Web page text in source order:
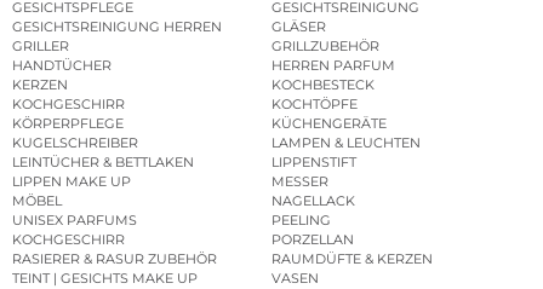
GESICHTSPFLEGE
GESICHTSREINIGUNG
GESICHTSREINIGUNG HERREN
GLÄSER
GRILLER
GRILLZUBEHÖR
HANDTÜCHER
HERREN PARFUM
KERZEN
KOCHBESTECK
KOCHGESCHIRR
KOCHTÖPFE
KÖRPERPFLEGE
KÜCHENGERÄTE
KUGELSCHREIBER
LAMPEN & LEUCHTEN
LEINTÜCHER & BETTLAKEN
LIPPENSTIFT
LIPPEN MAKE UP
MESSER
MÖBEL
NAGELLACK
UNISEX PARFUMS
PEELING
KOCHGESCHIRR
PORZELLAN
RASIERER & RASUR ZUBEHÖR
RAUMDÜFTE & KERZEN
TEINT | GESICHTS MAKE UP
VASEN